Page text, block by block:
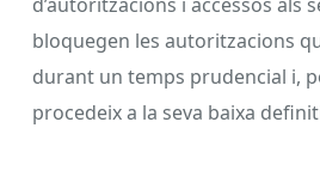
bloquegen les autoritzacions
durant un temps prudencial i,
procedeix a la seva baixa